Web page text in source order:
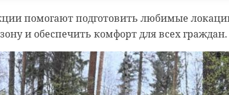
помогают подготовить любимые
и обеспечить комфорт для всех граждан.